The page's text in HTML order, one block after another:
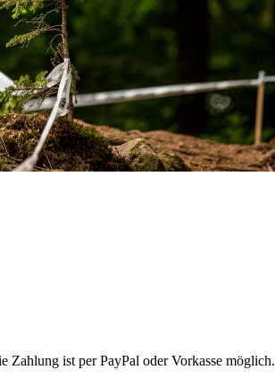
Zahlung ist per PayPal oder Vorkasse möglich.